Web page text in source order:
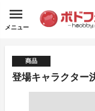
メニュー
商品
登場キャラクター